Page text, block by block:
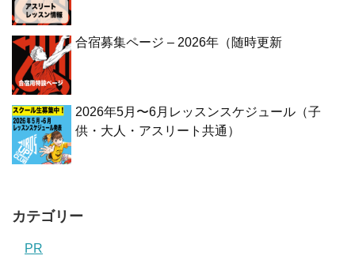
合宿募集ページ – 2026年（随時更新
2026年5月〜6月レッスンスケジュール（子
供・大人・アスリート共通）
カテゴリー
PR